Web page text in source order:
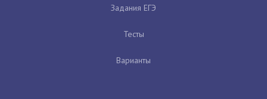
Задания ЕГЭ
Тесты
Варианты